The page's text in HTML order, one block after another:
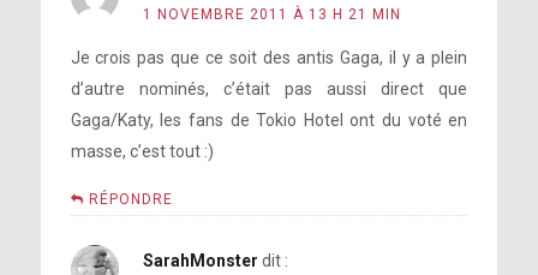
1 NOVEMBRE 2011 À 13 H 21 MIN
Je crois pas que ce soit des antis Gaga, il y a plein
d’autre nominés, c’était pas aussi direct que
Gaga/Katy, les fans de Tokio Hotel ont du voté en
masse, c’est tout :)
RÉPONDRE
SarahMonster dit :